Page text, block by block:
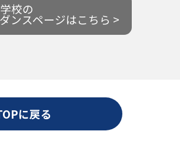
校の
ンスページはこちら >
に戻る